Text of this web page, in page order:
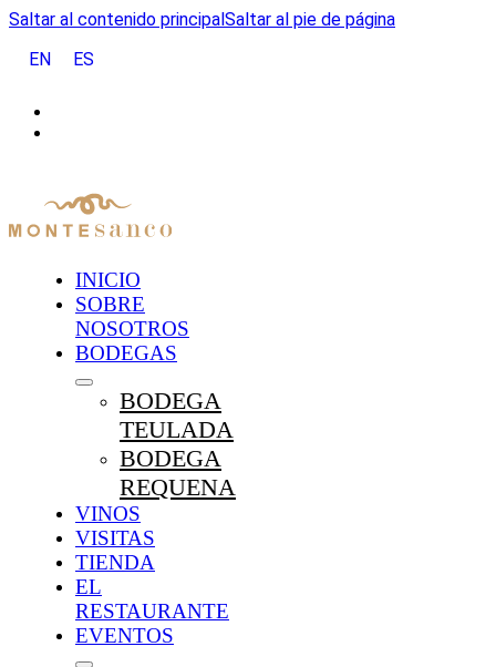
Saltar al contenido principalSaltar al pie de página
EN
ES
INICIO
SOBRE
NOSOTROS
BODEGAS
BODEGA
TEULADA
BODEGA
REQUENA
VINOS
VISITAS
TIENDA
EL
RESTAURANTE
EVENTOS